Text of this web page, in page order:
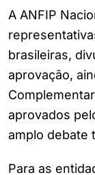
A ANFIP
brasileiras,
aprovação,
aprovados
amplo debate
Para as